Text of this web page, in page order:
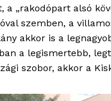
a „rakodópart alsó
szemben, a
akkor is a
a legismertebb,
szobor, akkor a